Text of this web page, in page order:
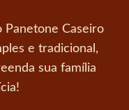
Panetone Caseiro
e tradicional,
sua família